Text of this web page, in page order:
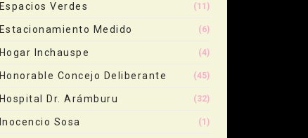
Espacios Verdes (11)
Estacionamiento Medido (6)
Hogar Inchauspe (4)
Honorable Concejo Deliberante (45)
Hospital Dr. Arámburu (32)
Inocencio Sosa (1)